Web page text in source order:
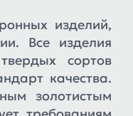
изделий,
Все изделия
сортов
качества.
золотистым